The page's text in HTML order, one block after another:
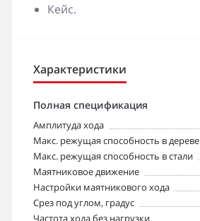
Кейс.
Характеристики
Полная спецификация
Амплитуда хода
Макс. режущая способность в дереве
Макс. режущая способность в стали
Маятниковое движение
Настройки маятникового хода
Срез под углом, градус
Частота хода без нагрузки